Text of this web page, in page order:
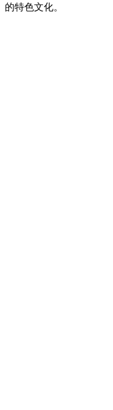
的特色文化。